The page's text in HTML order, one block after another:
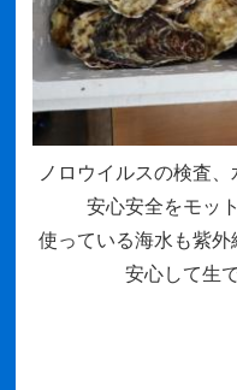
ノロウイルスの検査、
安心安全をモッ
使っている海水も紫外
安心して生